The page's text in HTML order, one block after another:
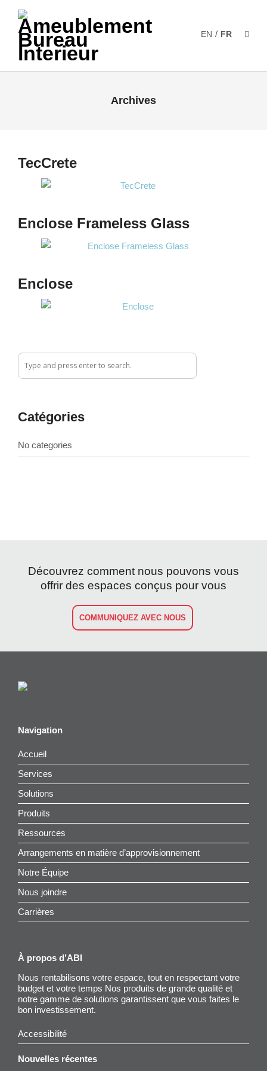
EN / FR
Archives
TecCrete
Enclose Frameless Glass
Enclose
Catégories
No categories
Découvrez comment nous pouvons vous
offrir des espaces conçus pour vous
COMMUNIQUEZ AVEC NOUS
Navigation
Accueil
Services
Solutions
Produits
Ressources
Arrangements en matière d’approvisionnement
Notre Équipe
Nous joindre
Carrières
À propos d’ABI
Nous rentabilisons votre espace, tout en respectant votre
budget et votre temps Nos produits de grande qualité et
notre gamme de solutions garantissent que vous faites le
bon investissement.
Accessibilité
Nouvelles récentes